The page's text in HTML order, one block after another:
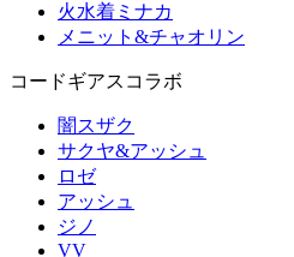
火水着ミナカ
メニット&チャオリン
コードギアスコラボ
闇スザク
サクヤ&アッシュ
ロゼ
アッシュ
ジノ
VV